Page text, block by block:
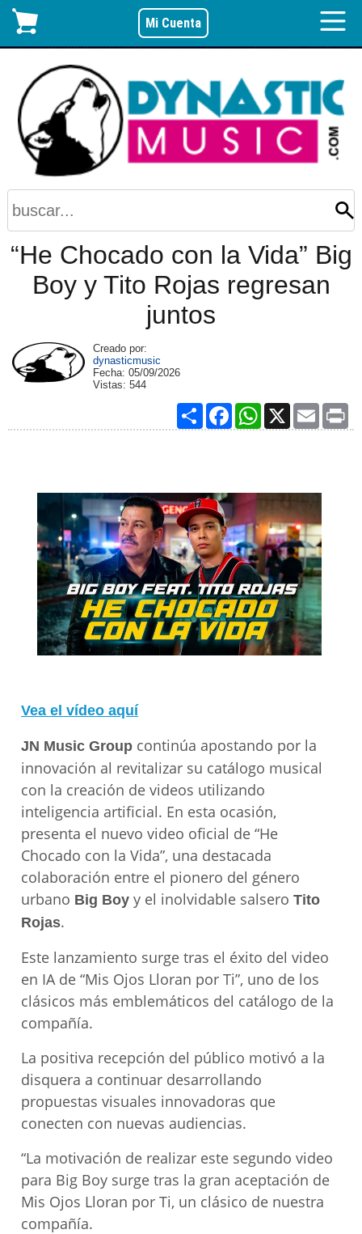
Mi Cuenta
“He Chocado con la Vida” Big
Boy y Tito Rojas regresan
juntos
Creado por:
dynasticmusic
Fecha: 05/09/2026
Vistas: 544
Share FacebookWhatsApp Email
Vea el vídeo aquí
JN Music Group continúa apostando por la
innovación al revitalizar su catálogo musical
con la creación de videos utilizando
inteligencia artificial. En esta ocasión,
presenta el nuevo video oficial de “He
Chocado con la Vida”, una destacada
colaboración entre el pionero del género
urbano Big Boy y el inolvidable salsero Tito
Rojas.
Este lanzamiento surge tras el éxito del video
en IA de “Mis Ojos Lloran por Ti”, uno de los
clásicos más emblemáticos del catálogo de la
compañía.
La positiva recepción del público motivó a la
disquera a continuar desarrollando
propuestas visuales innovadoras que
conecten con nuevas audiencias.
“La motivación de realizar este segundo video
para Big Boy surge tras la gran aceptación de
Mis Ojos Lloran por Ti, un clásico de nuestra
compañía.